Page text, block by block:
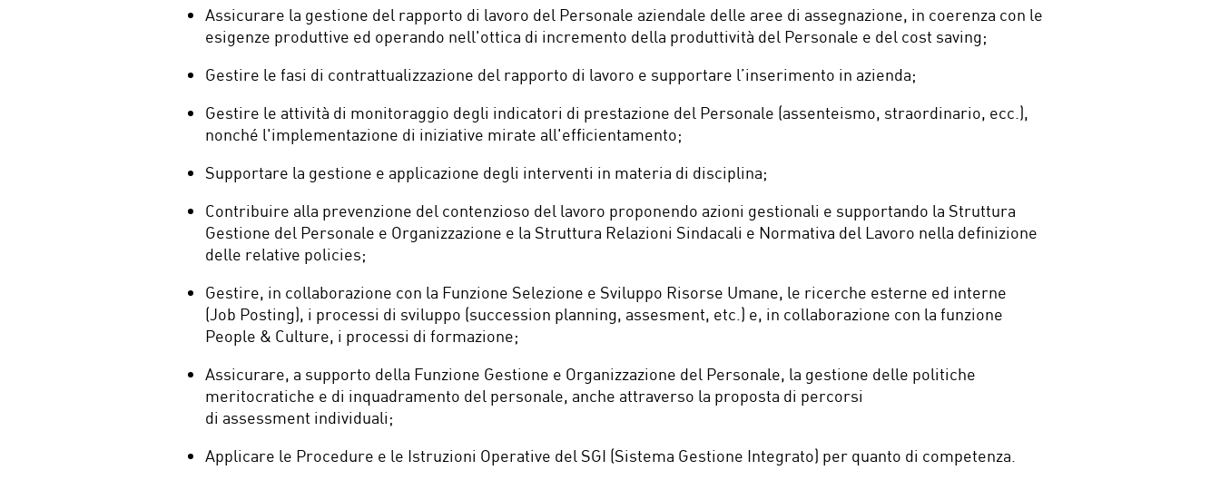
Assicurare la gestione del rapporto di lavoro del Personale aziendale delle aree di assegnazione, in coerenza con le
esigenze produttive ed operando nell'ottica di incremento della produttività del Personale e del cost saving;
Gestire le fasi di contrattualizzazione del rapporto di lavoro e supportare l’inserimento in azienda;
Gestire le attività di monitoraggio degli indicatori di prestazione del Personale (assenteismo, straordinario, ecc.),
nonché l'implementazione di iniziative mirate all'efficientamento;
Supportare la gestione e applicazione degli interventi in materia di disciplina;
Contribuire alla prevenzione del contenzioso del lavoro proponendo azioni gestionali e supportando la Struttura
Gestione del Personale e Organizzazione e la Struttura Relazioni Sindacali e Normativa del Lavoro nella definizione
delle relative policies;
Gestire, in collaborazione con la Funzione Selezione e Sviluppo Risorse Umane, le ricerche esterne ed interne
(Job Posting), i processi di sviluppo (succession planning, assesment, etc.) e, in collaborazione con la funzione
People & Culture, i processi di formazione;
Assicurare, a supporto della Funzione Gestione e Organizzazione del Personale, la gestione delle politiche
meritocratiche e di inquadramento del personale, anche attraverso la proposta di percorsi
di assessment individuali;
Applicare le Procedure e le Istruzioni Operative del SGI (Sistema Gestione Integrato) per quanto di competenza.